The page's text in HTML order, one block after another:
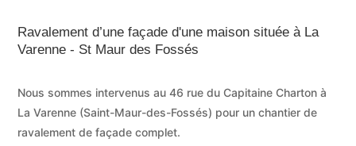
Ravalement d’une façade d'une maison située à La
Varenne - St Maur des Fossés
Nous sommes intervenus au 46 rue du Capitaine Charton à
La Varenne (Saint-Maur-des-Fossés) pour un chantier de
ravalement de façade complet.